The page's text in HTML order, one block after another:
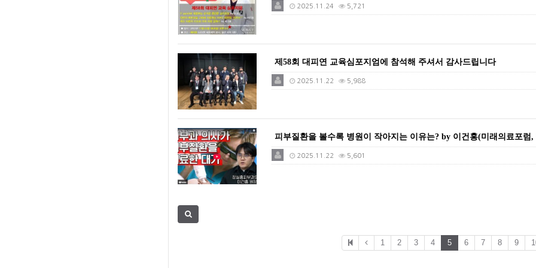
2025.11.24 5,721
제58회 대피연 교육심포지엄에 참석해 주셔서 감사드립니다
2025.11.22 5,988
피부질환을 볼수록 병원이 작아지는 이유는? by 이건홍(미래의료포럼
2025.11.22 5,601
1 2 3 4 5 6 7 8 9